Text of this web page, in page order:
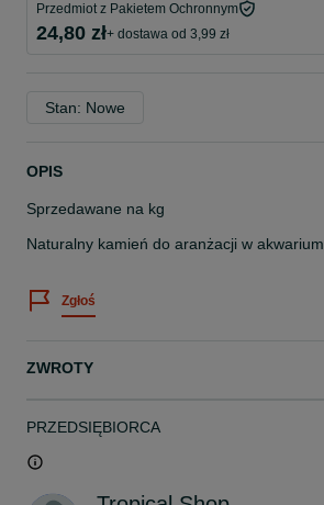
Przedmiot z Pakietem Ochronnym
24,80 zł+ dostawa od 3,99 zł
Stan: Nowe
OPIS
Sprzedawane na kg
Naturalny kamień do aranżacji w akwarium.
Zgłoś
ZWROTY
PRZEDSIĘBIORCA